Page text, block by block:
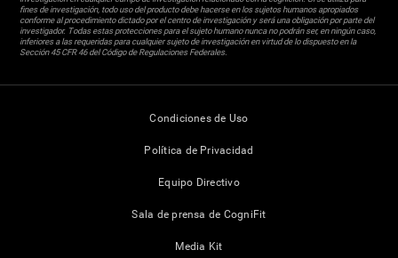
fines de investigación, todo uso del producto debe hacerse en los sujetos humanos apropiados
conforme al procedimiento dictado por el centro de investigación y será una obligación por parte del
investigador. Todas estas protecciones para el sujeto humano nunca no podrán ser, en ningún caso,
inferiores a las requeridas para cualquier sujeto de investigación en virtud de lo dispuesto en la
Sección 45 CFR 46 del Código de Regulaciones Federales.
Condiciones de Uso
Política de Privacidad
Equipo Directivo
Sala de prensa de CogniFit
Media Kit